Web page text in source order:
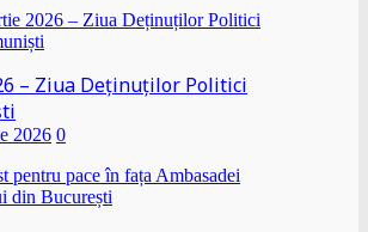
– Ziua Deținuților Politici
2026 0